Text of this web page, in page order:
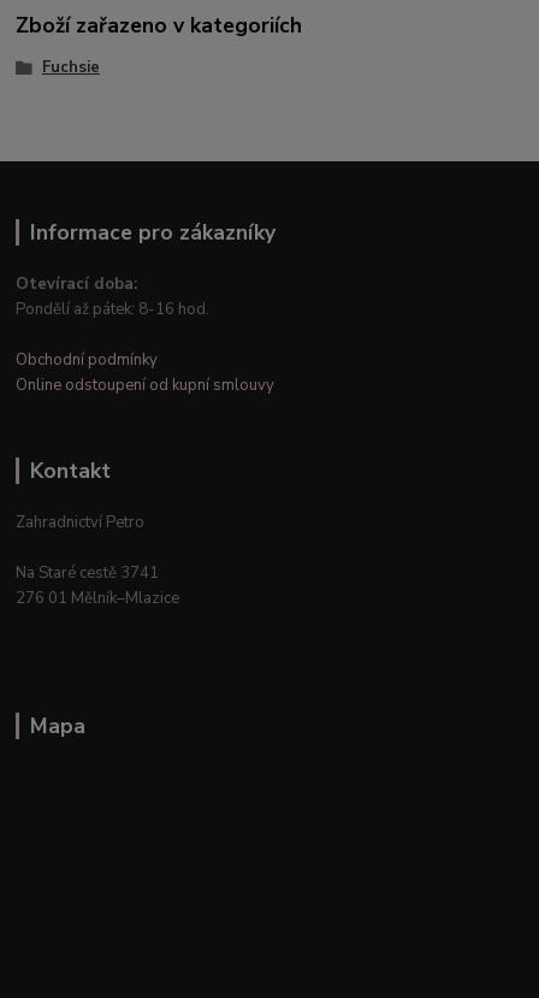
Zboží zařazeno v kategoriích
Fuchsie
Informace pro zákazníky
Otevírací doba:
Pondělí až pátek: 8-16 hod.
Obchodní podmínky
Online odstoupení od kupní smlouvy
Kontakt
Zahradnictví Petro
Na Staré cestě 3741
276 01 Mělník–Mlazice
Mapa